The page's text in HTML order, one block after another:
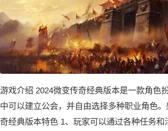
游戏介绍 2024微变传奇经典版本是一款角色
中可以建立公会，并自由选择多种职业角色
奇经典版本特色 1、玩家可以通过各种任务和